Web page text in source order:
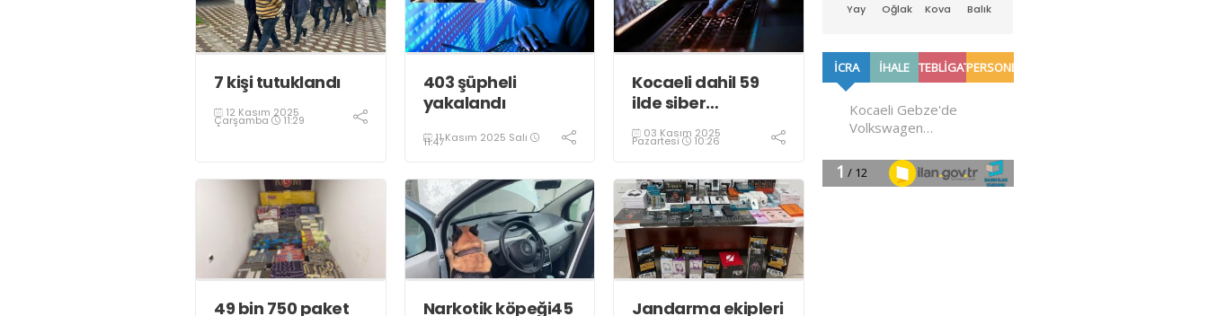
7 kişi tutuklandı
12 Kasım 2025
Çarşamba 11:29
403 şüpheli
yakalandı
11 Kasım 2025 Salı
11:47
Kocaeli dahil 59
ilde siber
dolandırıcılık
operasyonu
03 Kasım 2025
Pazartesi 10:26
49 bin 750 paket
Narkotik köpeği45
Jandarma ekipleri
Yay Oğlak Kova Balık